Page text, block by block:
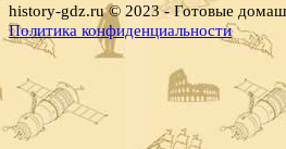
history-gdz.ru © 2023 - Готовые
Политика конфиденциальности